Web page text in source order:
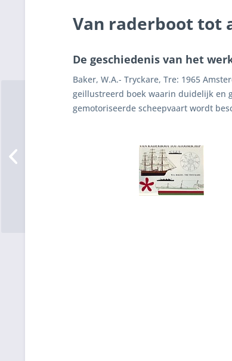
Van raderboot tot
De geschiedenis van het
Baker, W.A.- Tryckare, Tre: 1965
geillustreerd boek waarin duidelijk en
gemotoriseerde scheepvaart wordt